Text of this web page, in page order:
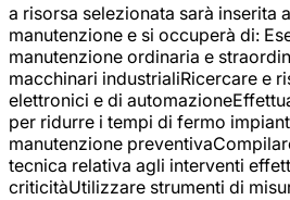
a risorsa selezionata sarà inserita
manutenzione e si occuperà di:
manutenzione ordinaria e
macchinari industrialiRicercare e
elettronici e di
per ridurre i tempi di fermo
manutenzione
tecnica relativa agli interventi
criticitàUtilizzare strumenti di